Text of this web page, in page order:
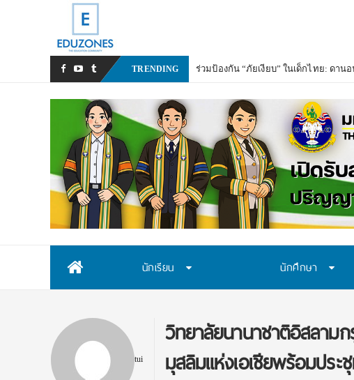
TRENDING
นักเรียน นักศึกษา
tui
วิทยาลัยนานาชาติอิสลา
มุสลิมแห่งเอเชียพร้อมปร